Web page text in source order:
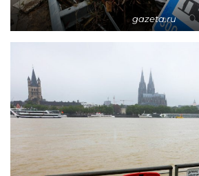
gazeta.ru